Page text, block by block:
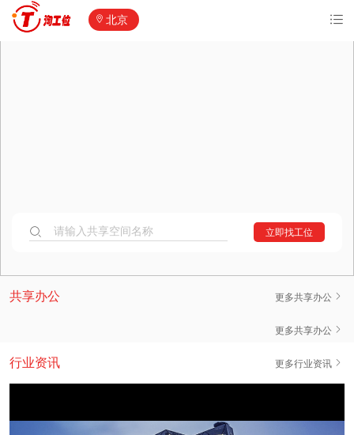
北京
请输入共享空间名称 立即找工位
纽斯特·青云当代大厦
共享办公 更多共享办公
更多共享办公
行业资讯 更多行业资讯